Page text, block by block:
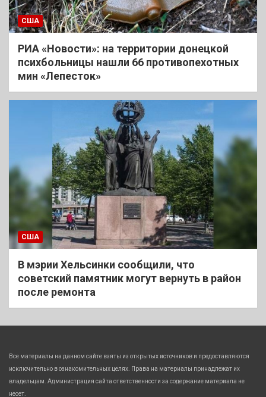
США
РИА «Новости»: на территории донецкой
психбольницы нашли 66 противопехотных
мин «Лепесток»
США
В мэрии Хельсинки сообщили, что
советский памятник могут вернуть в район
после ремонта
Все материалы на данном сайте взяты из открытых источников и предоставляются
исключительно в ознакомительных целях. Права на материалы принадлежат их
владельцам. Администрация сайта ответственности за содержание материала не
несет.